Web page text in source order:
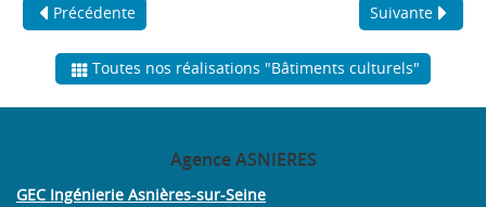
Précédente
Toutes nos réalisations "Bâtiments culturels"
Suivante
AgenceASNIERES
GEC Ingénierie Asnières-sur-Seine